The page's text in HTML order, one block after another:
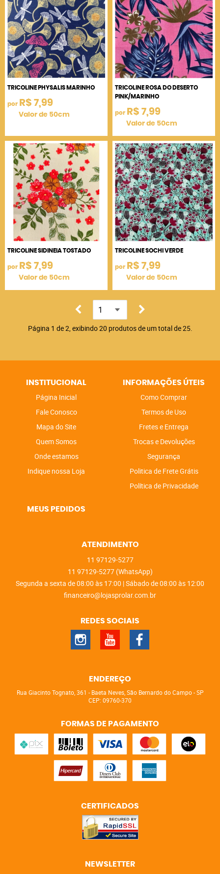
TRICOLINE PHYSALIS MARINHO
por R$ 7,99
Valor de 50cm
TRICOLINE ROSA DO DESERTO
PINK/MARINHO
por R$ 7,99
Valor de 50cm
TRICOLINE SIDINEIA TOSTADO
por R$ 7,99
Valor de 50cm
TRICOLINE SOCHI VERDE
por R$ 7,99
Valor de 50cm
Página 1 de 2, exibindo 20 produtos de um total de 25.
INSTITUCIONAL
Página Inicial
Fale Conosco
Mapa do Site
Quem Somos
Onde estamos
Indique nossa Loja
INFORMAÇÕES ÚTEIS
Como Comprar
Termos de Uso
Fretes e Entrega
Trocas e Devoluções
Segurança
Politica de Frete Grátis
Política de Privacidade
MEUS PEDIDOS
ATENDIMENTO
11 97129-5277
11 97129-5277 (WhatsApp)
Segunda a sexta de 08:00 às 17:00 | Sábado de 08:00 às 12:00
financeiro@lojasprolar.com.br
REDES SOCIAIS
ENDEREÇO
Rua Giacinto Tognato, 361 - Baeta Neves, São Bernardo do Campo-SP
CEP: 09760-370
FORMAS DE PAGAMENTO
CERTIFICADOS
NEWSLETTER